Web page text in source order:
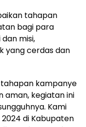
tahapan
bagi para
misi,
yang cerdas dan
kampanye
aman, kegiatan ini
Kami
di Kabupaten